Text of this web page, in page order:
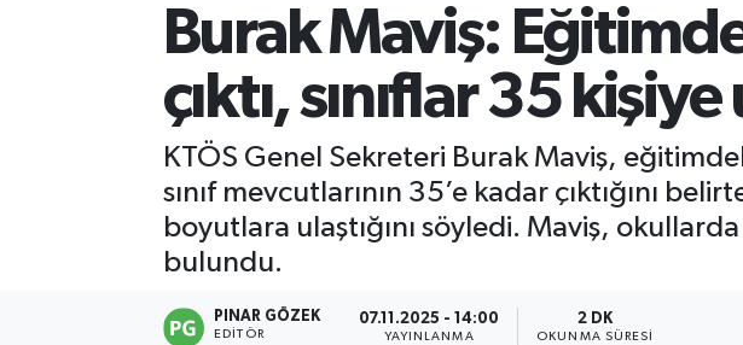
Burak Maviş:
çıktı, sınıflar 35 kişiye
KTÖS Genel Sekreteri Burak Maviş,
sınıf mevcutlarının 35’e kadar çıktığını
boyutlara ulaştığını söyledi. Maviş,
bulundu.
PINAR GÖZEK
EDITÖR
07.11.2025 - 14:00
YAYINLANMA
2 DK
OKUNMA SÜRESI